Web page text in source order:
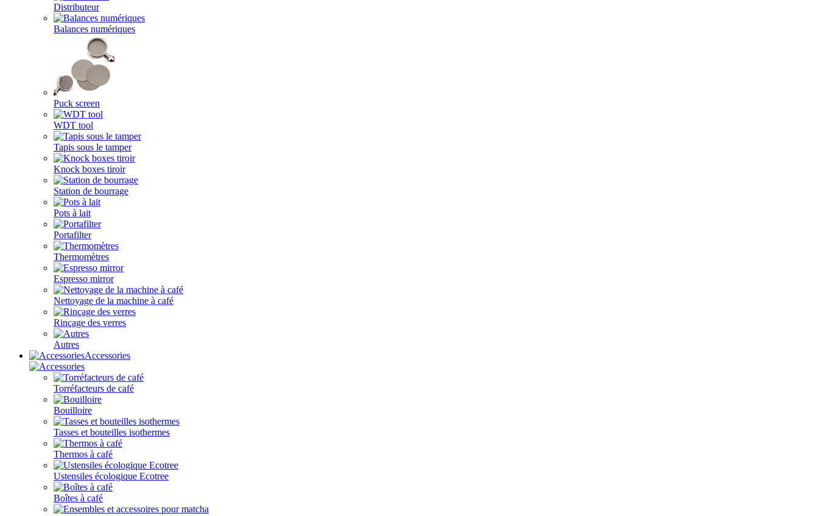
Distributeur
Balances numériques
Puck screen
WDT tool
Tapis sous le tamper
Knock boxes tiroir
Station de bourrage
Pots à lait
Portafilter
Thermomètres
Espresso mirror
Nettoyage de la machine à café
Rinçage des verres
Autres
Accessories
Torréfacteurs de café
Bouilloire
Tasses et bouteilles isothermes
Thermos à café
Ustensiles écologique Ecotree
Boîtes à café